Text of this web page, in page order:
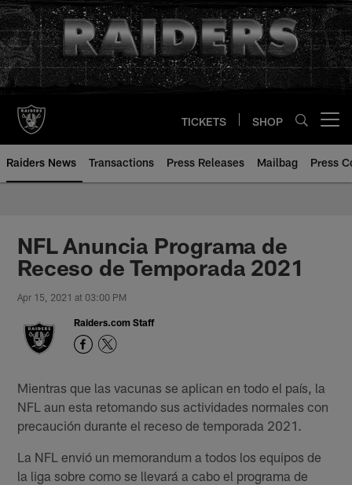
Skip
to
main
content
TICKETS SHOP
Raiders News Transactions Press Releases Mailbag Press
NFL Anuncia Programa de
Receso de Temporada 2021
Apr 15, 2021 at 03:00 PM
Raiders.com Staff
Mientras que las vacunas se aplican en todo el país, la
NFL aun esta retomando sus actividades normales con
precaución durante el receso de temporada 2021.
La NFL envió un memorandum a todos los equipos de
la liga sobre como se llevará a cabo el programa de